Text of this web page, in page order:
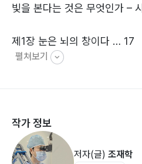
아니라 전 국민에게 일독을 권
“이 책은 안과 분야가 마주한
면서도 깊이 있게 사유하고 있
내일을 알고자 하는 독자에게
다. 변화의 흐름 속에서 길을
빛을 본다는 것은 무엇인가 –
제1장 눈은 뇌의 창이다 … 17
제2장 의료 3.0 시대의 안과 …
제6장 나노의학과 정밀 치료 –
… 117
제7장 스마트렌즈와 인공수정
펼쳐보기
작가 정보
저자(글) 조재학